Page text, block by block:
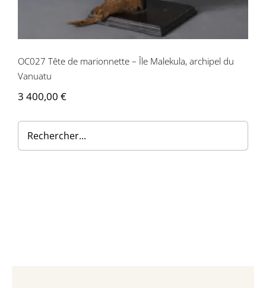
Contactez-nous
OC027 Tête de marionnette – Île Malekula, archipel du
Vanuatu
3 400,00 €